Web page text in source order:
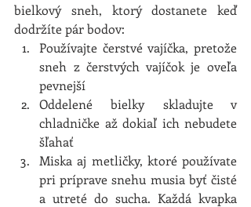
bielkový sneh, ktorý dostanete keď
dodržíte pár bodov:
Používajte čerstvé vajíčka, pretože
sneh z čerstvých vajíčok je oveľa
pevnejší
Oddelené bielky skladujte v
chladničke až dokiaľ ich nebudete
šľahať
Miska aj metličky, ktoré používate
pri príprave snehu musia byť čisté
a utreté do sucha. Každá kvapka